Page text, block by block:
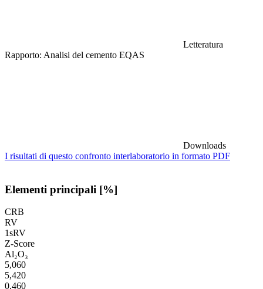
Letteratura
Rapporto: Analisi del cemento EQAS
Downloads
I risultati di questo confronto interlaboratorio in formato PDF
Elementi principali [%]
CRB
RV
1sRV
Z-Score
Al₂O₃
5,060
5,420
0,460